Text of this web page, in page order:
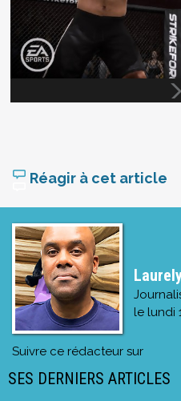
Réagir à cet article
le lundi
Suivre ce rédacteur sur
SES DERNIERS ARTICLES